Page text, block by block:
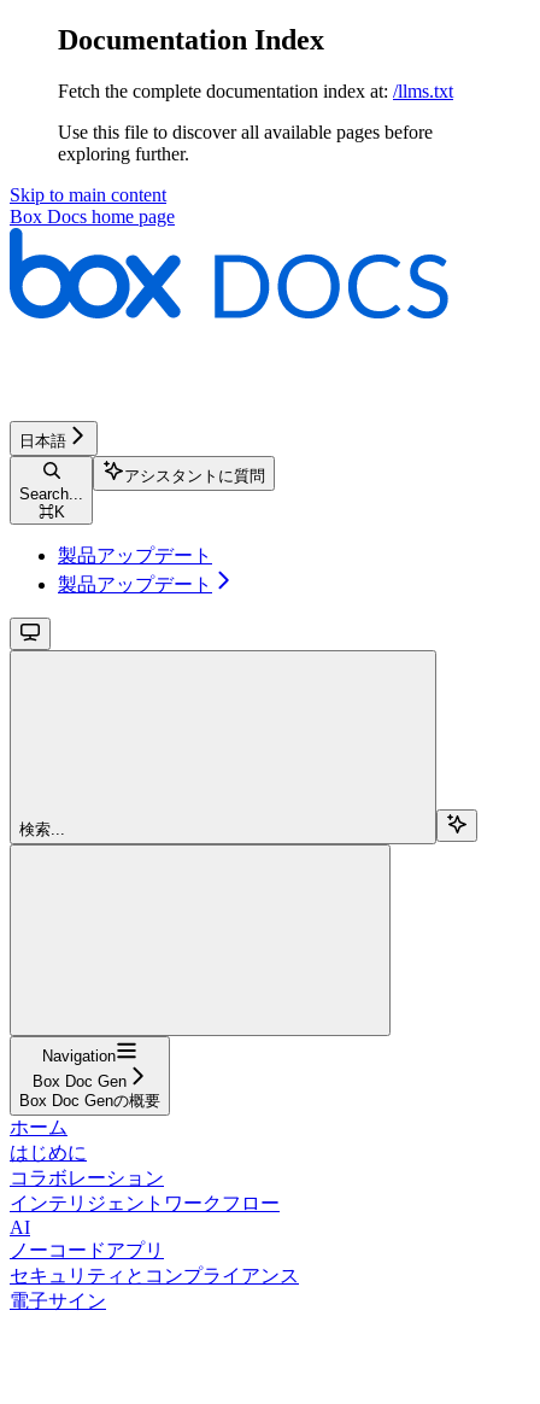
Documentation Index
Fetch the complete documentation index at: /llms.txt
Use this file to discover all available pages before
exploring further.
Skip to main content
Box Docs home page
日本語
Search...
⌘K
アシスタントに質問
製品アップデート
製品アップデート
検索...
Navigation
Box Doc Gen
Box Doc Genの概要
ホーム
はじめに
コラボレーション
インテリジェントワークフロー
AI
ノーコードアプリ
セキュリティとコンプライアンス
電子サイン